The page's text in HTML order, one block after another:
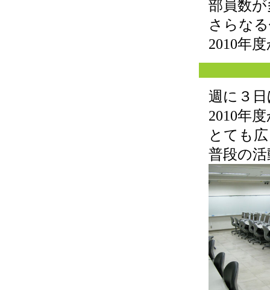
部員数
さらな
2010年
週に３
2010年
とても
普段の